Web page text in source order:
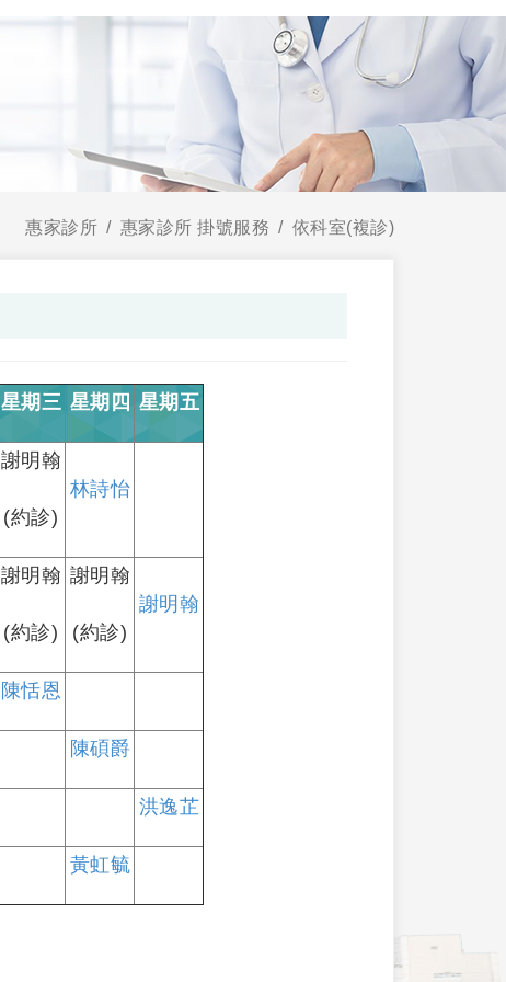
惠家診所 惠家診所 掛號服務 依科室(複診)
星期三 星期四 星期五
謝明翰
(約診)
林詩怡
謝明翰
(約診)
謝明翰
(約診)
謝明翰
陳恬恩
陳碩爵
洪逸芷
黃虹毓